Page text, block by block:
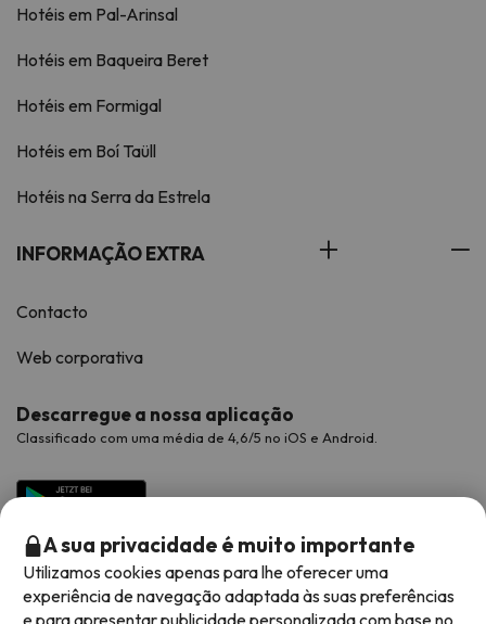
Hotéis em Pal-Arinsal
Hotéis em Baqueira Beret
Hotéis em Formigal
Hotéis em Boí Taüll
Hotéis na Serra da Estrela
INFORMAÇÃO EXTRA
Contacto
Web corporativa
Descarregue a nossa aplicação
Classificado com uma média de 4,6/5 no iOS e Android.
A sua privacidade é muito importante
Utilizamos cookies apenas para lhe oferecer uma
experiência de navegação adaptada às suas preferências
e para apresentar publicidade personalizada com base no